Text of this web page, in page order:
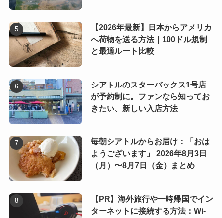
【2026年最新】日本からアメリカ
へ荷物を送る方法｜100ドル規制
と最適ルート比較
シアトルのスターバックス1号店
が予約制に。ファンなら知ってお
きたい、新しい入店方法
毎朝シアトルからお届け：「おは
ようございます」 2026年8月3日
（月）〜8月7日（金）まとめ
【PR】海外旅行や一時帰国でイン
ターネットに接続する方法：Wi-